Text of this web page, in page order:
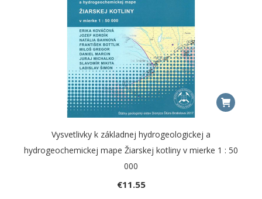
Vysvetlivky k základnej hydrogeologickej a
hydrogeochemickej mape Žiarskej kotliny v mierke 1 : 50
000
€11.55